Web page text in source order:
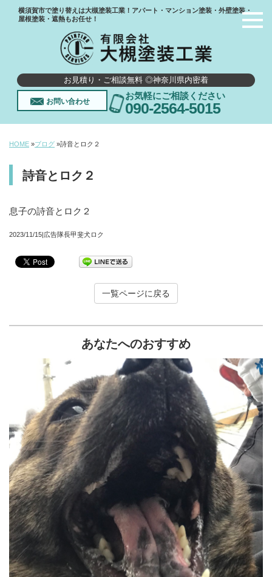
横須賀市で塗り替えは大槻塗装工業！アパート・マンション塗装・外壁塗装・
屋根塗装・遮熱もお任せ！
お見積り・ご相談無料 ◎神奈川県内密着
お問い合わせ
お気軽にご相談ください
090-2564-5015
HOME »ブログ »詩音とロク２
詩音とロク２
息子の詩音とロク２
2023/11/15|広告隊長甲斐犬ロク
一覧ページに戻る
あなたへのおすすめ